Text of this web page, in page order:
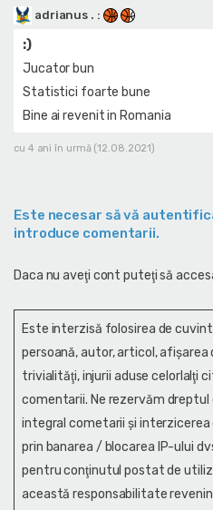
adrianus . :
:)
Jucator bun
Statistici foarte bune
Bine ai revenit in Romania
cu 4 ani în urmă (12.08.2021)
Este necesar să vă
introduce comentarii.
Daca nu aveţi cont puteţi să
Este interzisă folosirea de
persoană, autor, articol, afişarea
trivialităţi, injurii aduse celorlalţi
comentarii. Ne rezervăm dreptul
integral cometarii și
prin banarea / blocarea IP-ului
pentru conţinutul postat de
această responsabilitate